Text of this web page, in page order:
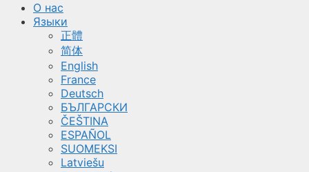
О нас
Языки
正體
简体
English
France
Deutsch
БЪЛГАРСКИ
ČEŠTINA
ESPAÑOL
SUOMEKSI
Latviešu